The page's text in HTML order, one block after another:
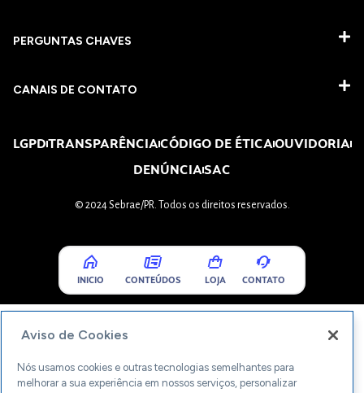
PERGUNTAS CHAVES​
CANAIS DE CONTATO
LGPDTRANSPARÊNCIACÓDIGO DE ÉTICAOUVIDORIA
DENÚNCIASAC
© 2024 Sebrae/PR. Todos os direitos reservados.
INICIO CONTEÚDOS LOJA CONTATO
Aviso de Cookies
Nós usamos cookies e outras tecnologias semelhantes para
melhorar a sua experiência em nossos serviços, personalizar